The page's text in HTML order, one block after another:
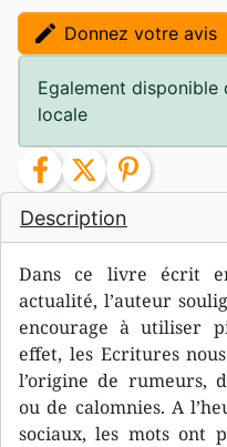
Description
Dans ce livre écrit
actualité, l’auteur
encourage à utiliser
effet, les Ecritures
l’origine de rumeurs,
ou de calomnies. A
sociaux, les mots ont
edit Donnez votre avis
Egalement
locale
facebook twitter pinterest